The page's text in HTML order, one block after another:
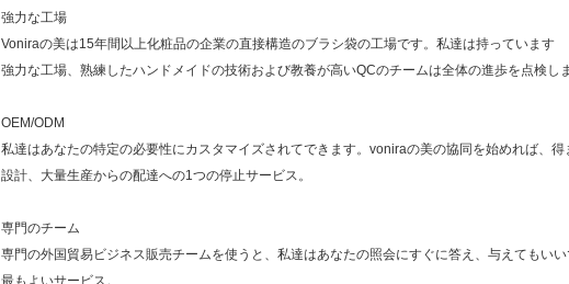
強力な工場
Voniraの美は15年間以上化粧品の企業の直接構造のブラシ袋の工場です。私達は持っています
強力な工場、熟練したハンドメイドの技術および教養が高いQCのチームは全体の進歩を点検しま
OEM/ODM
私達はあなたの特定の必要性にカスタマイズされてできます。voniraの美の協同を始めれば、得
設計、大量生産からの配達への1つの停止サービス。
専門のチーム
専門の外国貿易ビジネス販売チームを使うと、私達はあなたの照会にすぐに答え、与えてもい
最もよいサービス。